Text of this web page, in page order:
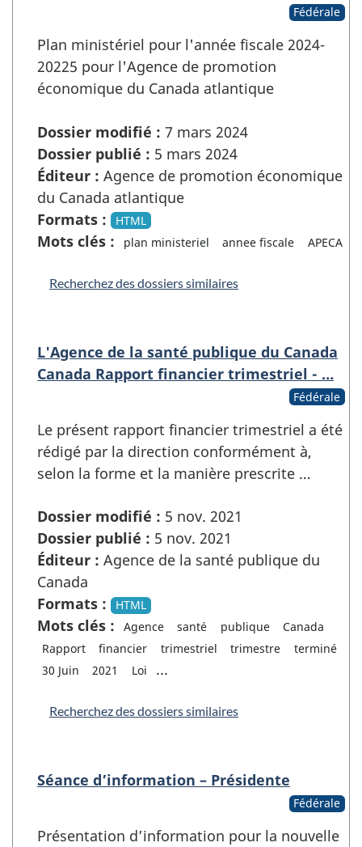
Fédérale
Plan ministériel pour l'année fiscale 2024-
20225 pour l'Agence de promotion
économique du Canada atlantique
Dossier modifié : 7 mars 2024
Dossier publié : 5 mars 2024
Éditeur : Agence de promotion économique
du Canada atlantique
Formats :
HTML
Mots clés : plan ministeriel annee fiscale APECA
Recherchez des dossiers similaires
L'Agence de la santé publique du Canada
Canada Rapport financier trimestriel - …
Fédérale
Le présent rapport financier trimestriel a été
rédigé par la direction conformément à,
selon la forme et la manière prescrite …
Dossier modifié : 5 nov. 2021
Dossier publié : 5 nov. 2021
Éditeur : Agence de la santé publique du
Canada
Formats :
HTML
Mots clés : Agence santé publique
Canada
Rapport
financier trimestriel trimestre
terminé
30 Juin
2021 Loi ...
Recherchez des dossiers similaires
Séance d’information – Présidente
Fédérale
Présentation d’information pour la nouvelle